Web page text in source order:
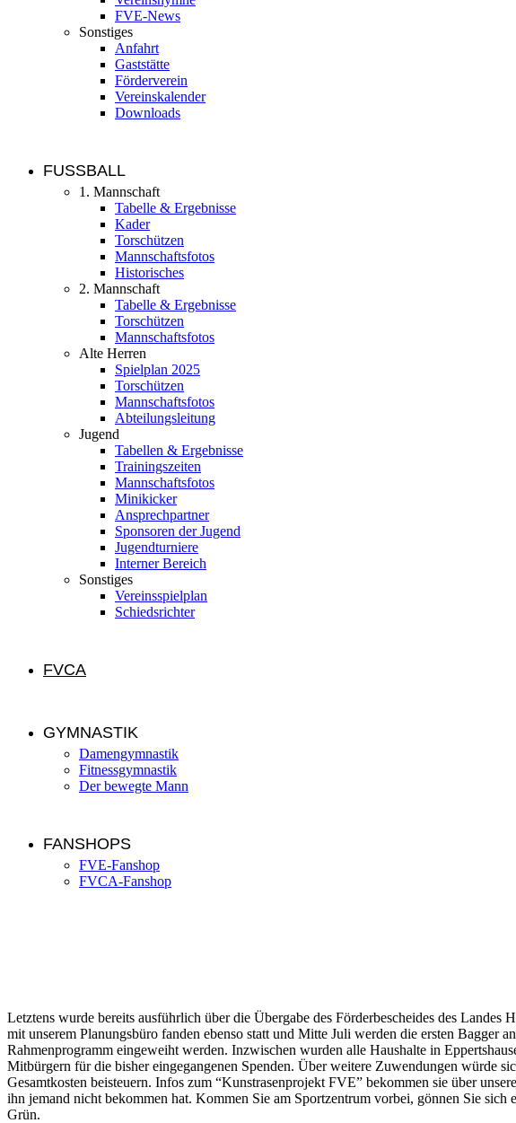
FVE-News
Sonstiges
Anfahrt
Gaststätte
Förderverein
Vereinskalender
Downloads
FUSSBALL
1. Mannschaft
Tabelle & Ergebnisse
Kader
Torschützen
Mannschaftsfotos
Historisches
2. Mannschaft
Tabelle & Ergebnisse
Torschützen
Mannschaftsfotos
Alte Herren
Spielplan 2025
Torschützen
Mannschaftsfotos
Abteilungsleitung
Jugend
Tabellen & Ergebnisse
Trainingszeiten
Mannschaftsfotos
Minikicker
Ansprechpartner
Sponsoren der Jugend
Jugendturniere
Interner Bereich
Sonstiges
Vereinsspielplan
Schiedsrichter
FVCA
GYMNASTIK
Damengymnastik
Fitnessgymnastik
Der bewegte Mann
FANSHOPS
FVE-Fanshop
FVCA-Fanshop
Letztens wurde bereits ausführlich über die Übergabe des Förderbescheides des
mit unserem Planungsbüro fanden ebenso statt und Mitte Juli werden die ersten
Rahmenprogramm eingeweiht werden. Inzwischen wurden alle Haushalte in
Mitbürgern für die bisher eingegangenen Spenden. Über weitere Zuwendungen würde
Gesamtkosten beisteuern. Infos zum “Kunstrasenprojekt FVE” bekommen sie über
ihn jemand nicht bekommen hat. Kommen Sie am Sportzentrum vorbei, gönnen Sie
Grün.